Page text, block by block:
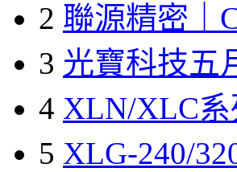
2 聯源精密｜
3 光寶科技五
4 XLN/XLC系
5 XLG-240/